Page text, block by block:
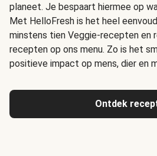
planeet. Je bespaart hiermee op
Met HelloFresh is het heel
minstens tien Veggie-recepten en
recepten op ons menu. Zo is het
positieve impact op mens, dier en
Ontdek